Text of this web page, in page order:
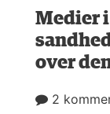
Medier
over
2